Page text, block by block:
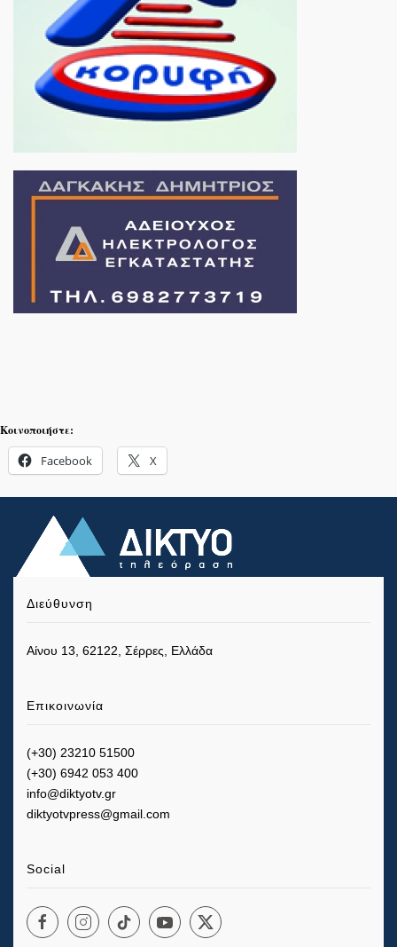
Κοινοποιήστε:
Facebook X
Διεύθυνση
Αίνου 13, 62122, Σέρρες, Ελλάδα
Επικοινωνία
(+30) 23210 51500
(+30) 6942 053 400
info@diktyotv.gr
diktyotvpress@gmail.com
Social